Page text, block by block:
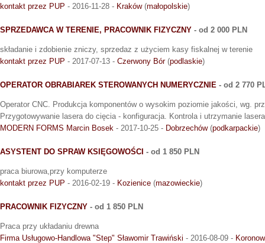
kontakt przez PUP - 2016-11-28 - Kraków(małopolskie)
SPRZEDAWCA W TERENIE, PRACOWNIK FIZYCZNY - od 2 000 PLN
składanie i zdobienie zniczy, sprzedaz z użyciem kasy fiskalnej w terenie
kontakt przez PUP - 2017-07-13 - Czerwony Bór(podlaskie)
OPERATOR OBRABIAREK STEROWANYCH NUMERYCZNIE - od 2 770
Operator CNC. Produkcja komponentów o wysokim poziomie jakości, wg.
Przygotowywanie lasera do cięcia - konfiguracja. Kontrola i utrzymanie
MODERN FORMS Marcin Bosek - 2017-10-25 - Dobrzechów(podkarpackie)
ASYSTENT DO SPRAW KSIĘGOWOŚCI - od 1 850 PLN
praca biurowa,przy komputerze
kontakt przez PUP - 2016-02-19 - Kozienice (mazowieckie)
PRACOWNIK FIZYCZNY - od 1 850 PLN
Praca przy układaniu drewna
Firma Usługowo-Handlowa "Step" Sławomir Trawiński - 2016-08-09 -